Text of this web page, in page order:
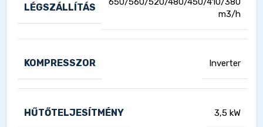
LÉGSZÁLLÍTÁS
m3/h
KOMPRESSZOR Inverter
HŰTŐTELJESÍTMÉNY 3,5 kW